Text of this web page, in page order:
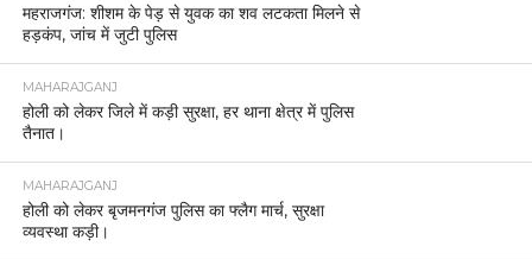
महराजगंज: शीशम के पेड़ से युवक का शव लटकता मिलने से
हड़कंप, जांच में जुटी पुलिस
MAHARAJGANJ
होली को लेकर जिले में कड़ी सुरक्षा, हर थाना क्षेत्र में पुलिस
तैनात।
MAHARAJGANJ
होली को लेकर बृजमनगंज पुलिस का फ्लैग मार्च, सुरक्षा
व्यवस्था कड़ी।